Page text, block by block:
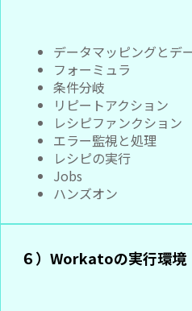
データマッピングとデ
フォーミュラ
条件分岐
リピートアクション
レシピファンクション
エラー監視と処理
レシピの実行
Jobs
ハンズオン
６）Workatoの実行環境